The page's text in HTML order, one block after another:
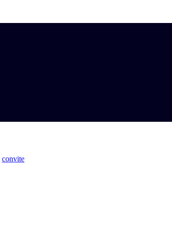
convite